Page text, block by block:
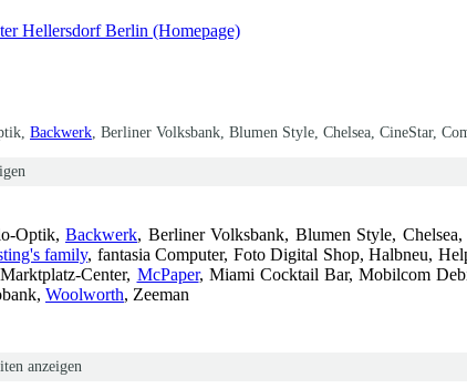
Hellersdorf Berlin (Homepage)
Backwerk , Berliner Volksbank, Blumen Style, Chelsea, CineStar,
Optik, Backwerk, Berliner Volksbank, Blumen Style,
family, fantasia Computer, Foto Digital Shop, Halbneu,
Center, McPaper, Miami Cocktail Bar, Mobilcom
Woolworth, Zeeman
anzeigen